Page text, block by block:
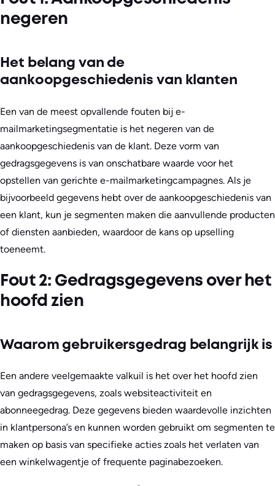
negeren
Het belang van de
aankoopgeschiedenis van klanten
Een van de meest opvallende fouten bij e-
mailmarketingsegmentatie is het negeren van de
aankoopgeschiedenis van de klant. Deze vorm van
gedragsgegevens is van onschatbare waarde voor het
opstellen van gerichte e-mailmarketingcampagnes. Als je
bijvoorbeeld gegevens hebt over de aankoopgeschiedenis van
een klant, kun je segmenten maken die aanvullende producten
of diensten aanbieden, waardoor de kans op upselling
toeneemt.
Fout 2: Gedragsgegevens over het
hoofd zien
Waarom gebruikersgedrag belangrijk is
Een andere veelgemaakte valkuil is het over het hoofd zien
van gedragsgegevens, zoals websiteactiviteit en
abonneegedrag. Deze gegevens bieden waardevolle inzichten
in klantpersona’s en kunnen worden gebruikt om segmenten te
maken op basis van specifieke acties zoals het verlaten van
een winkelwagentje of frequente paginabezoeken.